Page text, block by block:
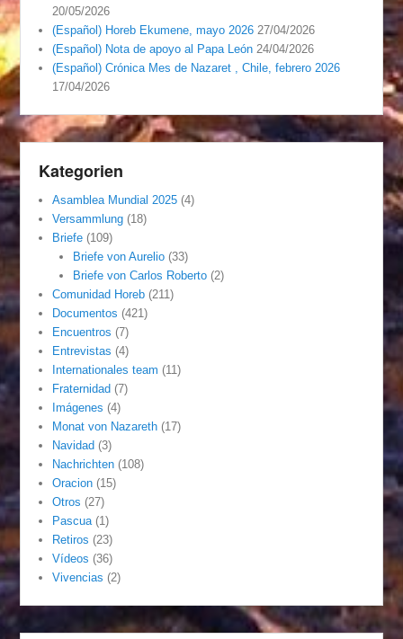
20/05/2026
(Español) Horeb Ekumene, mayo 2026 27/04/2026
(Español) Nota de apoyo al Papa León 24/04/2026
(Español) Crónica Mes de Nazaret , Chile, febrero 2026
17/04/2026
Kategorien
Asamblea Mundial 2025 (4)
Versammlung (18)
Briefe (109)
Briefe von Aurelio(33)
Briefe von Carlos Roberto(2)
Comunidad Horeb (211)
Documentos (421)
Encuentros (7)
Entrevistas (4)
Internationales team (11)
Fraternidad (7)
Imágenes (4)
Monat von Nazareth (17)
Navidad (3)
Nachrichten (108)
Oracion (15)
Otros (27)
Pascua (1)
Retiros (23)
Vídeos (36)
Vivencias (2)